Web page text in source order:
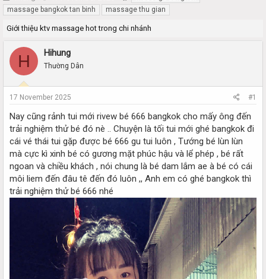
h
r
e
d
t
r
e
r
t
a
r
d
t
massage bangkok tan binh
massage thu gian
Giới thiệu ktv massage hot trong chi nhánh
H Hihung
Thường Dân
17 November 2025 #1
Nay cũng rảnh tui mới rivew bé 666 bangkok cho mấy ông đến
trải nghiệm thử bé đó nè .. Chuyện là tối tui mới ghé bangkok đi
cái vé thái tui gặp được bé 666 gu tui luôn , Tướng bé lùn lùn
mà cực kì xinh bé có gương mặt phúc hậu và lể phép , bé rất
ngoan và chiều khách , nói chung là bé dam lắm ae à bé có cái
môi liem đến đâu tê đến đó luôn ,, Anh em có ghé bangkok thì
trải nghiệm thử bé 666 nhé